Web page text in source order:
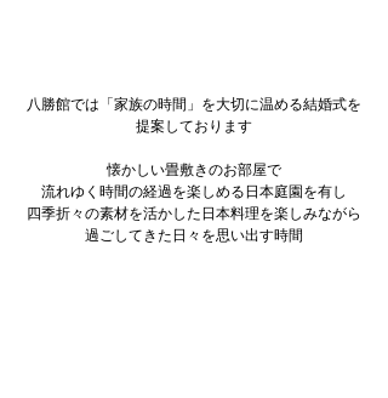
八勝館では「家族の時間」を大切に温める結婚式を
提案しております
懐かしい畳敷きのお部屋で
流れゆく時間の経過を楽しめる日本庭園を有し
四季折々の素材を活かした日本料理を楽しみながら
過ごしてきた日々を思い出す時間